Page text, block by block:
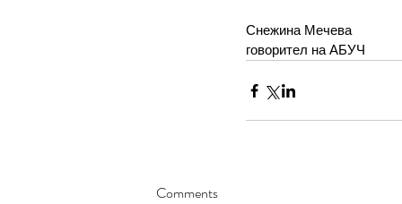
Снежина Мечева
говорител на АБУЧ
Comments